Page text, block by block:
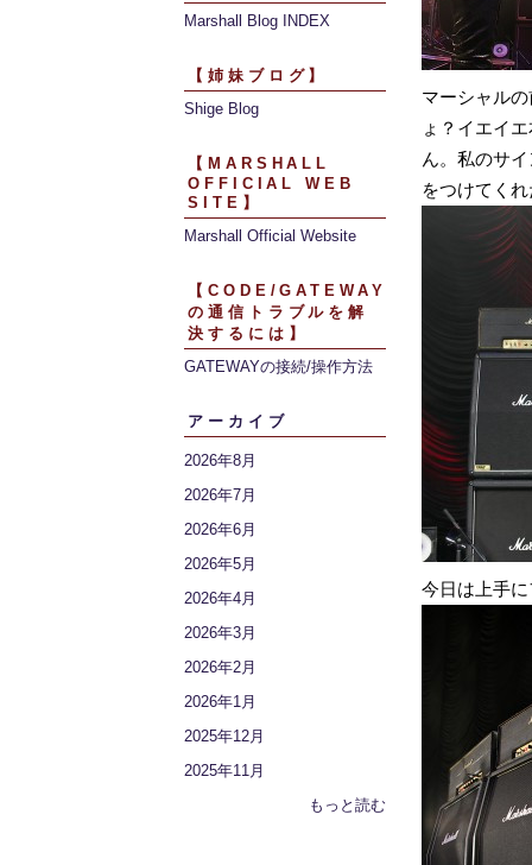
Marshall Blog INDEX
【姉妹ブログ】
Shige Blog
【MARSHALL
OFFICIAL WEB
SITE】
Marshall Official Website
【CODE/GATEWAY
の通信トラブルを解
決するには】
GATEWAYの接続/操作方法
アーカイブ
2026年8月
2026年7月
2026年6月
2026年5月
2026年4月
2026年3月
2026年2月
2026年1月
2025年12月
2025年11月
もっと読む
マーシャル
ょ？イエイ
ん。私のサ
をつけてく
今日は上手